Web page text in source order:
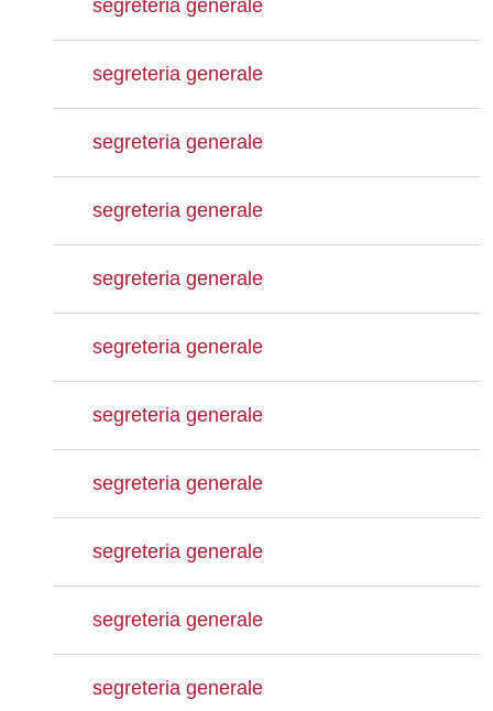
segreteria generale
segreteria generale
segreteria generale
segreteria generale
segreteria generale
segreteria generale
segreteria generale
segreteria generale
segreteria generale
segreteria generale
segreteria generale